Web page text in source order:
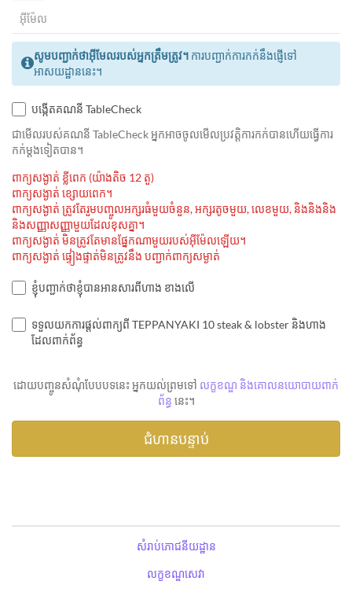
សូមបញ្ជាក់ថាអ៊ីមែលរបស់អ្នកត្រឹមត្រូវ។ ការបញ្ជាក់ការកក់នឹងផ្ញើទៅ
អាសយដ្ឋាននេះ។
បង្កើតគណនី TableCheck
ជាមេីលរបស់គណនី TableCheck អ្នកអាចចូលមើលប្រវត្តិការកក់បានហើយធ្វើការ
កក់ម្ដងទៀតបាន។
ពាក្យសង្ងាត់ ខ្លីពេក (យ៉ាងតិច 12 តួ)
ពាក្យសង្ងាត់ ខ្សោយពេក។
ពាក្យសង្ងាត់ ត្រូវតែរួមបញ្ចូលអក្សរធំមួយចំនួន, អក្សរតូចមួយ, លេខមួយ, និងនិងនិង
និងសញ្ញាសញ្ញាមួយដែលខុសគ្នា។
ពាក្យសង្ងាត់ មិនត្រូវតែមានផ្នែកណាមួយរបស់អ៊ីម៉ែលឡើយ។
ពាក្យសង្ងាត់ ផ្ទៀងផ្ទាត់មិនត្រូវនឹង បញ្ជាក់ពាក្យសម្ងាត់
ខ្ញុំបញ្ជាក់ថាខ្ញុំបានអានសារពីហាង ខាងលើ
ទទួលយកការផ្តល់ពាក្យពី TEPPANYAKI 10 steak & lobster និងហាង
ដែលពាក់ព័ន្ធ
ដោយបញ្ចូនសំណុំបែបបទនេះ អ្នកយល់ព្រមទៅ លក្ខខណ្ឌ និងគោលនយោបាយពាក់
ព័ន្ធ នេះ។
សំរាប់ភោជនីយដ្ឋាន
លក្ខខណ្ឌសេវា